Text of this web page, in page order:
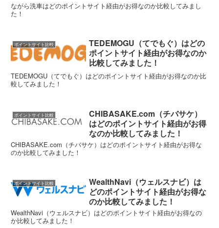
ながら洗車はどのポイントサイト経由がお得なのか比較してみまし
た！
ポイントサイト比較
TEDEMOGU（てでもぐ）はどの
ポイントサイト経由がお得なのか
比較してみました！
TEDEMOGU（てでもぐ）はどのポイントサイト経由がお得なのか比
較してみました！
ポイントサイト比較
CHIBASAKE.com（チバサケ）
はどのポイントサイト経由がお得
なのか比較してみました！
CHIBASAKE.com（チバサケ）はどのポイントサイト経由がお得な
のか比較してみました！
ポイントサイト比較
WealthNavi（ウェルスナビ）は
どのポイントサイト経由がお得な
のか比較してみました！
WealthNavi（ウェルスナビ）はどのポイントサイト経由がお得なの
か比較してみました！